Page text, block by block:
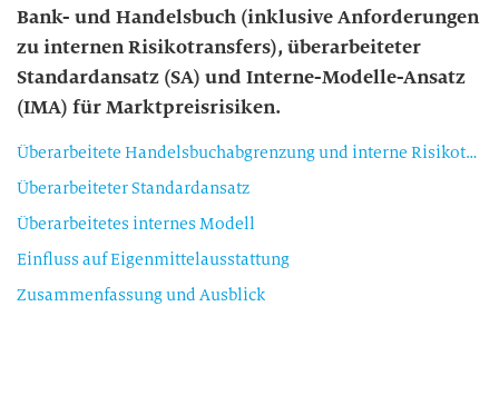
Bank- und Handelsbuch (inklusive Anforderungen
zu internen Risikotransfers), überarbeiteter
Standardansatz (SA) und Interne-Modelle-Ansatz
(IMA) für Marktpreisrisiken.
Überarbeitete Handelsbuchabgrenzung und interne Risikotransfers
Überarbeiteter Standardansatz
Überarbeitetes internes Modell
Einfluss auf Eigenmittelausstattung
Zusammenfassung und Ausblick